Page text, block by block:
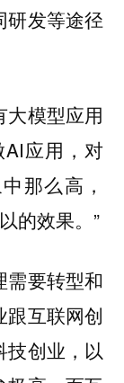
研发等途径
大模型应用
应用，对
那么高，
的效果。”
需要转型和
跟互联网创
技创业，以